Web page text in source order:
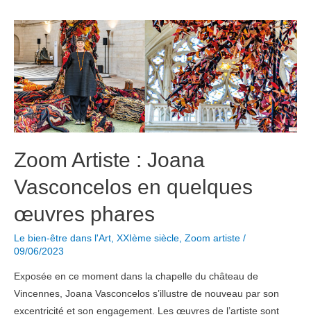
Berthe
Morisot,
« l’ange
de
l’inachevé »
Zoom Artiste : Joana
Vasconcelos en quelques
œuvres phares
Le bien-être dans l'Art, XXIème siècle, Zoom artiste /
09/06/2023
Exposée en ce moment dans la chapelle du château de
Vincennes, Joana Vasconcelos s’illustre de nouveau par son
excentricité et son engagement. Les œuvres de l’artiste sont